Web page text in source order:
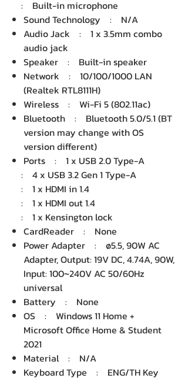
: Built-in microphone
Sound Technology : N/A
Audio Jack : 1 x 3.5mm combo
audio jack
Speaker : Built-in speaker
Network : 10/100/1000 LAN
(Realtek RTL8111H)
Wireless : Wi-Fi 5 (802.11ac)
Bluetooth : Bluetooth 5.0/5.1 (BT
version may change with OS
version different)
Ports : 1 x USB 2.0 Type-A
: 4 x USB 3.2 Gen 1 Type-A
: 1 x HDMI in 1.4
: 1 x HDMI out 1.4
: 1 x Kensington lock
CardReader : None
Power Adapter : ø5.5, 90W AC
Adapter, Output: 19V DC, 4.74A, 90W,
Input: 100~240V AC 50/60Hz
universal
Battery : None
OS : Windows 11 Home +
Microsoft Office Home & Student
2021
Material : N/A
Keyboard Type : ENG/TH Key